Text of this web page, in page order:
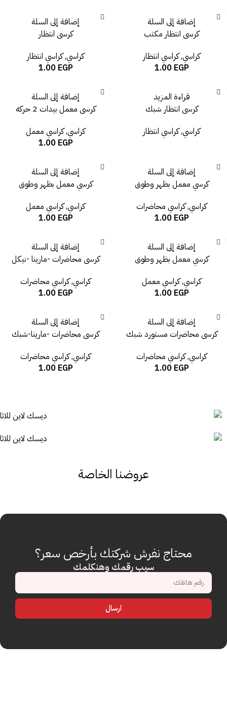
إضافة إلى السلة
كرسى انتظار مكتب
كراسي,كراسي انتظار
1.00 EGP
إضافة إلى السلة
كرسى انتظار
كراسي,كراسي انتظار
1.00 EGP
قراءة المزيد
كرسى انتظار شبك
كراسي,كراسي انتظار
إضافة إلى السلة
كرسى معمل بيدات 2 حركه
كراسي,كراسي معمل
1.00 EGP
إضافة إلى السلة
كرسي معمل بظهر وطوق
كراسي,كراسي محاضرات
1.00 EGP
إضافة إلى السلة
كرسي معمل بظهر وطوق
كراسي,كراسي معمل
1.00 EGP
إضافة إلى السلة
كرسي معمل بظهر وطوق
كراسي,كراسي معمل
1.00 EGP
إضافة إلى السلة
كرسى محاضرات -مارينا -نيكل
كراسي,كراسي محاضرات
1.00 EGP
إضافة إلى السلة
كرسى محاضرات مستورد شبك
كراسي,كراسي محاضرات
1.00 EGP
إضافة إلى السلة
كرسى محاضرات -مارينا-شبك
كراسي,كراسي محاضرات
1.00 EGP
عروضنا الخاصة
محتاج نفرش شركتك بأرخص سعر؟
سيب رقمك وهنكلمك
ارسال